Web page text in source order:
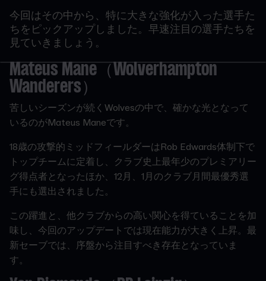
今回はその中から、特に大きな強化が入った選手た
ちをピックアップしました。早速注目の選手たちを
見ていきましょう。
Mateus Mane（Wolverhampton
Wanderers）
苦しいシーズンが続くWolvesの中で、確かな光となって
いるのがMateus Maneです。
18歳の攻撃的ミッドフィールダーはRob Edwards体制下で
トップチームに定着し、クラブ史上最年少のプレミアリー
グ得点者となったほか、12月、1月のクラブ月間最優秀選
手にも選出されました。
この躍進と、他クラブからの高い関心を得ていることを加
味し、今回のアップデートでは現在能力が大きく上昇。最
新セーブでは、序盤から注目すべき存在となっていま
す。